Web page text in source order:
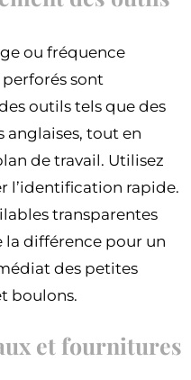
ou fréquence
sont
outils tels que des
anglaises, tout en
de travail. Utilisez
l’identification rapide.
transparentes
différence pour un
des petites
boulons.
et fournitures